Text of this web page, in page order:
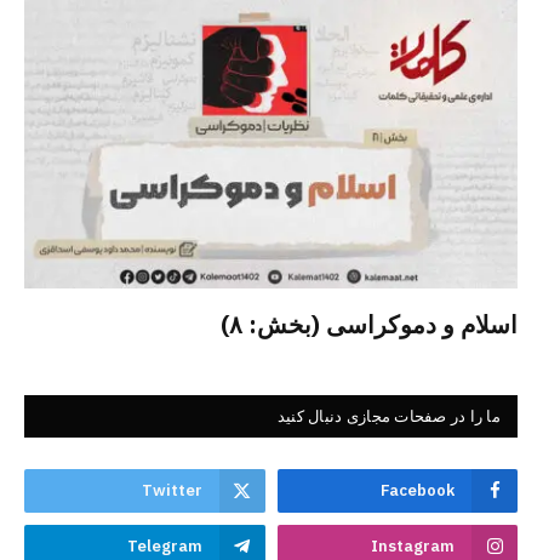
اسلام و دموکراسی (بخش: ۸)
ما را در صفحات مجازی دنبال کنید
Facebook
Twitter
Instagram
Telegram